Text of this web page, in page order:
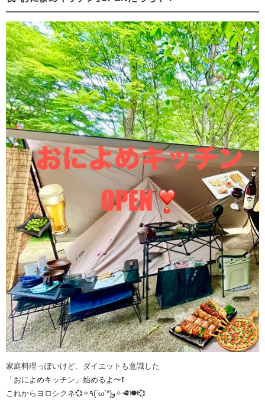
家庭料理っぽいけど、ダイエットも意識した
「おによめキッチン」始めるよ〜❗️
これからヨロシクネ💞✧٩(ˊωˋ*)و✧🥩🍽💞